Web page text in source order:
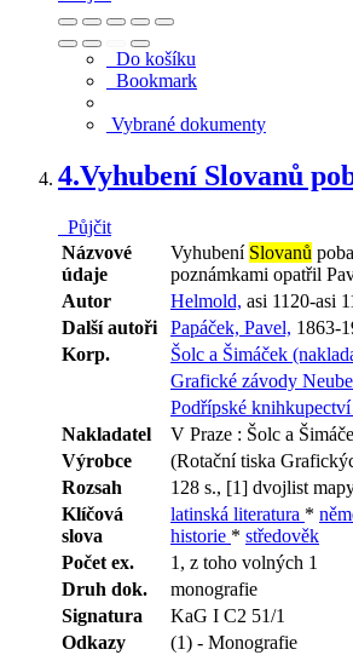
Do košíku
Bookmark
Vybrané dokumenty
4.Vyhubení Slovanů
Půjčit
Názvové
údaje
Vyhubení Slovanů
poznámkami opatřil
Autor
Helmold, asi 1120-asi
Další autoři
Papáček, Pavel, 1863-
Korp.
Šolc a Šimáček
Grafické závody
Podřípské
Nakladatel
V Praze : Šolc a
Výrobce
(Rotační tiska
Rozsah
128 s., [1] dvojlist
Klíčová
slova
latinská literatura *
historie * středověk
Počet ex.
1, z toho volných 1
Druh dok.
monografie
Signatura
KaG I C2 51/1
Odkazy
(1) - Monografie